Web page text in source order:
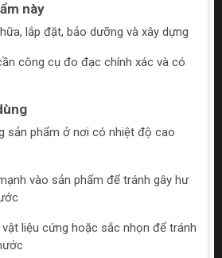
này
lắp đặt, bảo dưỡng và xây dựng
công cụ đo đạc chính xác và có
sản phẩm ở nơi có nhiệt độ cao
vào sản phẩm để tránh gây hư
liệu cứng hoặc sắc nhọn để tránh